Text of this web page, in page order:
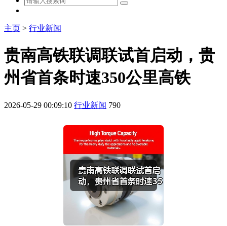
主页 > 行业新闻
贵南高铁联调联试首启动，贵
州省首条时速350公里高铁
2026-05-29 00:09:10 行业新闻 790